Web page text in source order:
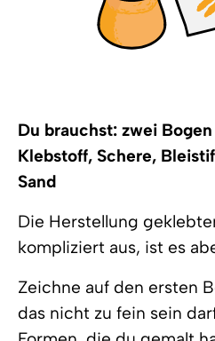
Du brauchst: zwei
Klebstoff, Schere,
Sand
Die Herstellung
kompliziert aus, ist es
Zeichne auf den ersten
das nicht zu fein sein